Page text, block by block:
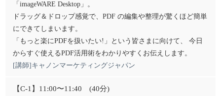
「imageWARE Desktop」。
ドラッグ＆ドロップ感覚で、PDF の編集や整理が驚くほど簡単
にできてしまいます。
「もっと楽にPDFを扱いたい!」という皆さまに向けて、 今日
からすぐ使えるPDF活用術をわかりやすくお伝えします。
[講師]キャノンマーケティングジャパン
【C-1】11:00〜11:40 (40分)